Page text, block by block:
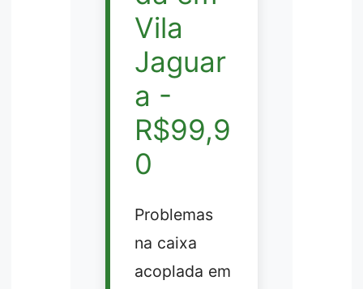
Vila
Jaguar
a -
R$99,9
0
Problemas
na caixa
acoplada em